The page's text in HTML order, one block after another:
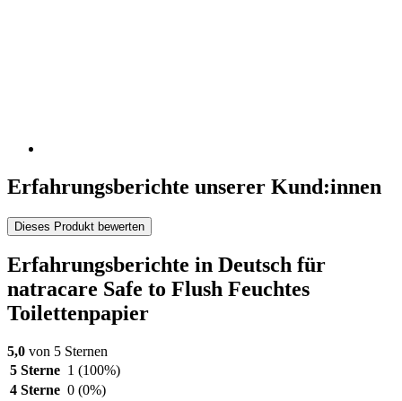
Erfahrungsberichte unserer Kund:innen
Dieses Produkt bewerten
Erfahrungsberichte in Deutsch für
natracare Safe to Flush Feuchtes
Toilettenpapier
5,0 von 5 Sternen
5 Sterne 1 (100%)
4 Sterne 0 (0%)